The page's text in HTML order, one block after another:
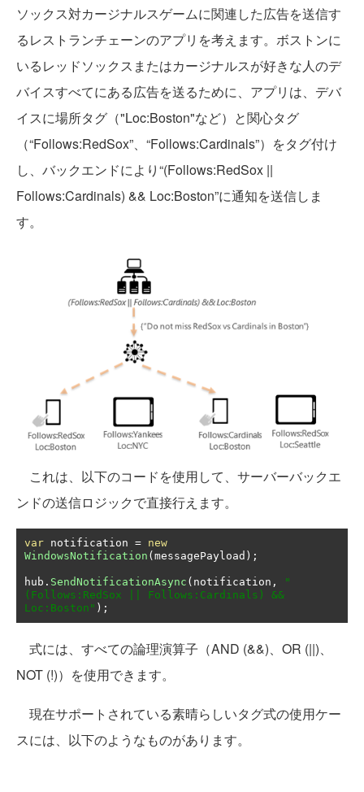
ソックス対カージナルスゲームに関連した広告を送信す
るレストランチェーンのアプリを考えます。ボストンに
いるレッドソックスまたはカージナルスが好きな人のデ
バイスすべてにある広告を送るために、アプリは、デバ
イスに場所タグ（"Loc:Boston"など）と関心タグ
（“Follows:RedSox”、“Follows:Cardinals”）をタグ付け
し、バックエンドにより“(Follows:RedSox ||
Follows:Cardinals) && Loc:Boston”に通知を送信しま
す。
これは、以下のコードを使用して、サーバーバックエ
ンドの送信ロジックで直接行えます。
var notification = new
WindowsNotification (messagePayload );
hub . SendNotificationAsync ( notification ,
"
(Follows:RedSox || Follows:Cardinals) &&
Loc:Boston" );
式には、すべての論理演算子（AND (&&)、OR (||)、
NOT (!)）を使用できます。
現在サポートされている素晴らしいタグ式の使用ケー
スには、以下のようなものがあります。